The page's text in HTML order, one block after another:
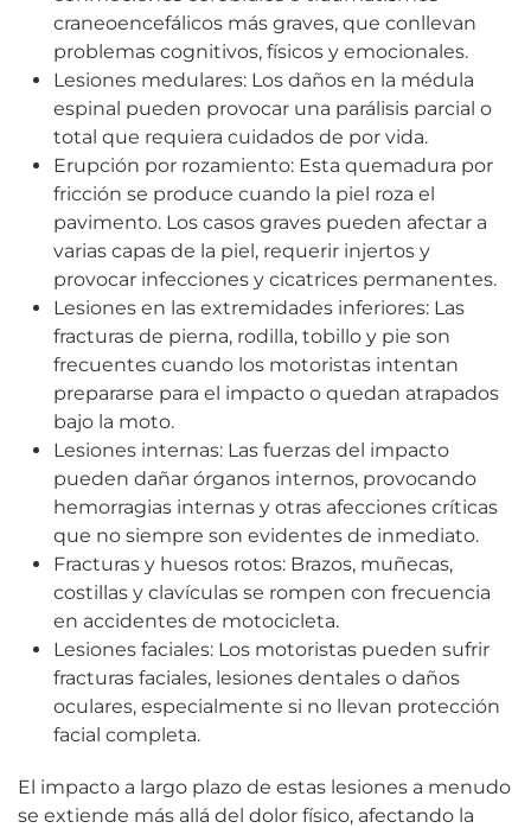
craneoencefálicos más graves, que conllevan
problemas cognitivos, físicos y emocionales.
Lesiones medulares: Los daños en la médula
espinal pueden provocar una parálisis parcial o
total que requiera cuidados de por vida.
Erupción por rozamiento: Esta quemadura por
fricción se produce cuando la piel roza el
pavimento. Los casos graves pueden afectar a
varias capas de la piel, requerir injertos y
provocar infecciones y cicatrices permanentes.
Lesiones en las extremidades inferiores: Las
fracturas de pierna, rodilla, tobillo y pie son
frecuentes cuando los motoristas intentan
prepararse para el impacto o quedan atrapados
bajo la moto.
Lesiones internas: Las fuerzas del impacto
pueden dañar órganos internos, provocando
hemorragias internas y otras afecciones críticas
que no siempre son evidentes de inmediato.
Fracturas y huesos rotos: Brazos, muñecas,
costillas y clavículas se rompen con frecuencia
en accidentes de motocicleta.
Lesiones faciales: Los motoristas pueden sufrir
fracturas faciales, lesiones dentales o daños
oculares, especialmente si no llevan protección
facial completa.
El impacto a largo plazo de estas lesiones a menudo
se extiende más allá del dolor físico, afectando la